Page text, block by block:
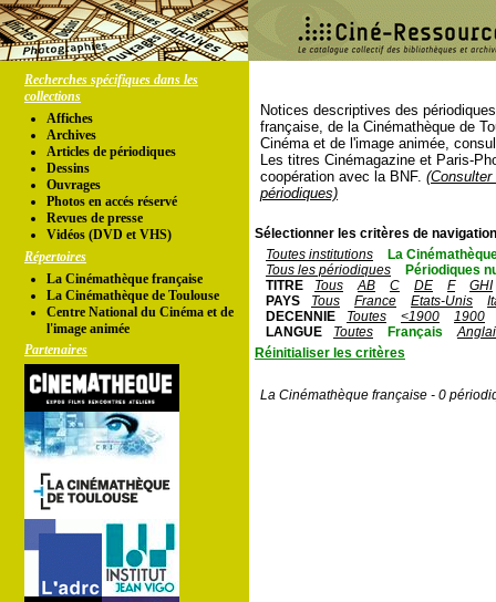
Recherches spécifiques dans les
collections
Affiches
Archives
Articles de périodiques
Dessins
Ouvrages
Photos en accés réservé
Revues de presse
Vidéos (DVD et VHS)
Répertoires
La Cinémathèque française
La Cinémathèque de Toulouse
Centre National du Cinéma et de
l'image animée
Partenaires
Notices descriptives des
française, de la Cinémathèque de
Cinéma et de l'image animée,
Les titres Cinémagazine et Paris-
coopération avec la BNF.
périodiques)
Sélectionner les critères de
Toutes institutions
La
Tous les périodiques
Périodiques
TITRE
Tous AB C DE F
GHI
PAYS
Tous France Etats-Unis
DECENNIE
Toutes <1900
1900
LANGUE
Toutes Français
Réinitialiser les critères
La Cinémathèque française - 0